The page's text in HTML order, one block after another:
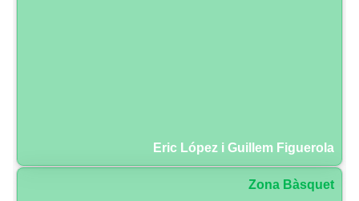
Eric López i Guillem Figuerola
Zona Bàsquet